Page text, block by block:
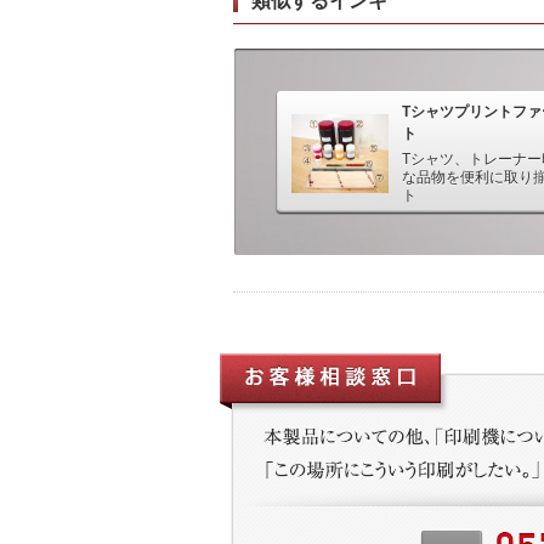
Tシャツプリントフ
ト
Tシャツ、トレーナ
な品物を便利に取り
ト